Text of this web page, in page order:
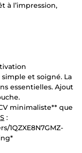
à l’impression,
et soigné. La
essentielles. Ajout
minimaliste** que
:
1QZXE8N7GMZ-